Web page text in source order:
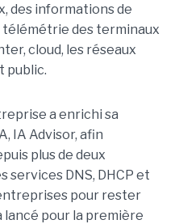
des informations de
télémétrie des terminaux
cloud, les réseaux
public.
a enrichi sa
IA Advisor, afin
plus de deux
services DNS, DHCP et
pour rester
lancé pour la première